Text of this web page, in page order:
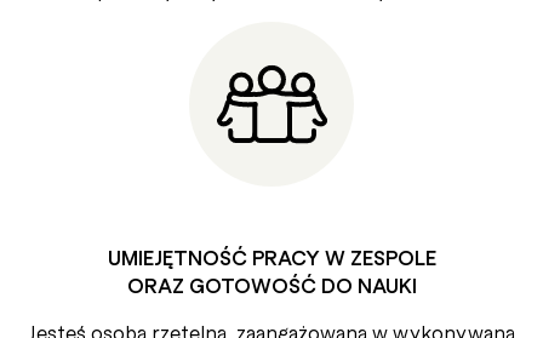
UMIEJĘTNOŚĆ PRACY W ZESPOLE
ORAZ GOTOWOŚĆ DO NAUKI
Jesteś osobą rzetelną, zaangażowaną w wykonywaną